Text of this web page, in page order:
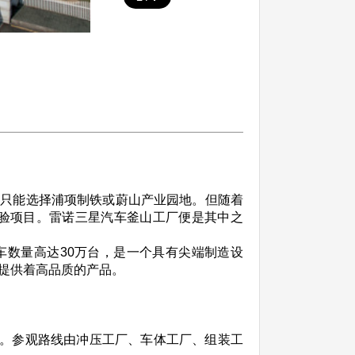
选择浦项制铁或蔚山产业园地。但随着
项目。雷诺三星汽车釜山工厂便是其中之
量高达30万台，是一个具有尖端制造设
供着高品质的产品。
观路线由冲压工厂、车体工厂、组装工